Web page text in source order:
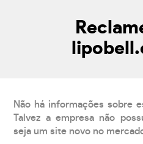
Não há informações sobre
Talvez a empresa não
seja um site novo no